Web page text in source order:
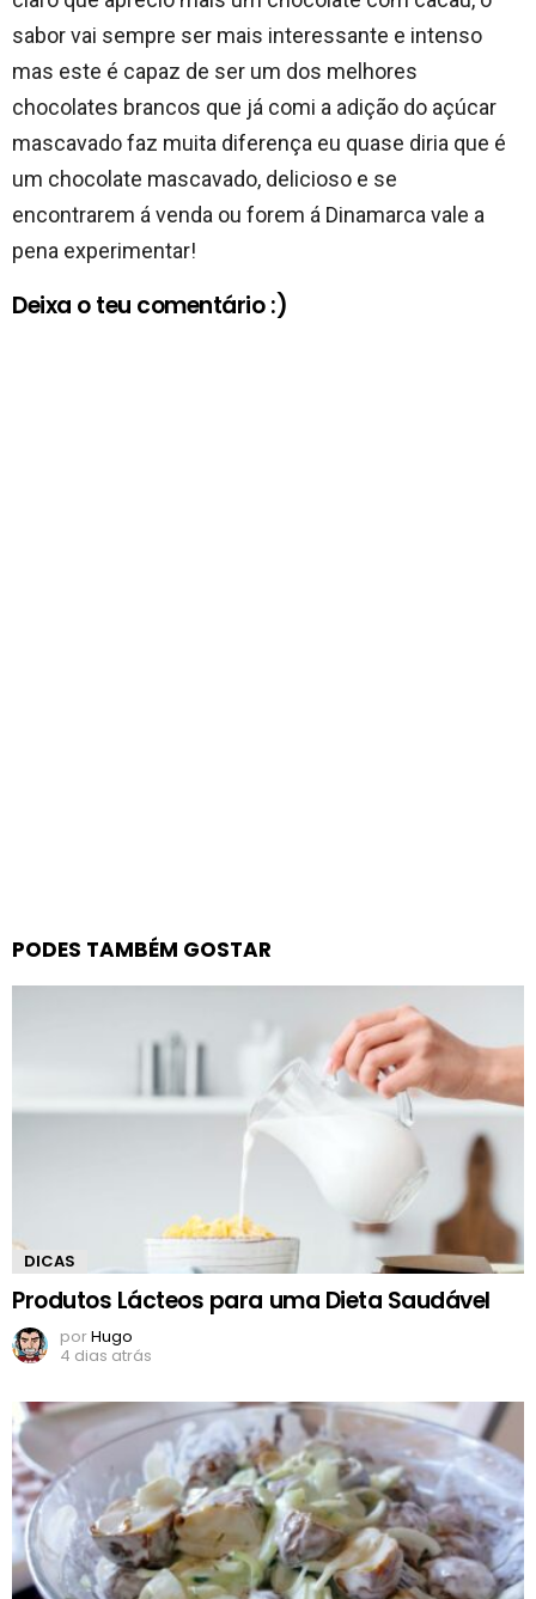
sabor vai sempre ser mais interessante e intenso
mas este é capaz de ser um dos melhores
chocolates brancos que já comi a adição do açúcar
mascavado faz muita diferença eu quase diria que é
um chocolate mascavado, delicioso e se
encontrarem á venda ou forem á Dinamarca vale a
pena experimentar!
Deixa o teu comentário :)
PODES TAMBÉM GOSTAR
DICAS
Produtos Lácteos para uma Dieta Saudável
porHugo
4 dias atrás